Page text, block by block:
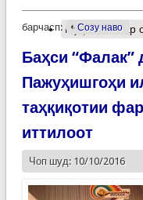
барчасп: Созу наво
Муфассалтар
Баҳси “Фалак”
Пажуҳишгоҳи
таҳқиқотии
иттилоот
Чоп шуд: 10/10/2016